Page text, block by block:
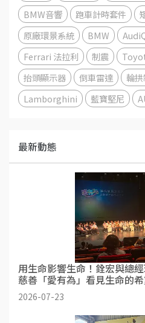
BMW音響
跑車計時套件
原廠環景系統
BMW
Ferrari 法拉利
制震
抬頭顯示器
倒車雷達 輪
Lamborghini
藍寶堅尼
最新動態
用生命影響生命！銓宏與總
慈善「愛有為」看見生命的
2026-07-23